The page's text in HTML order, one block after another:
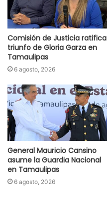
Comisión de Justicia ratifica
triunfo de Gloria Garza en
Tamaulipas
6 agosto, 2026
General Mauricio Cansino
asume la Guardia Nacional
en Tamaulipas
6 agosto, 2026